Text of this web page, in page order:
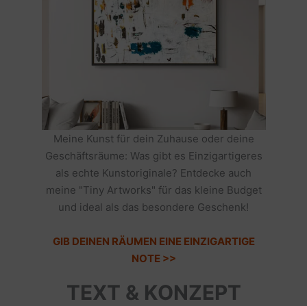
Meine Kunst für dein Zuhause oder deine
Geschäftsräume: Was gibt es Einzigartigeres
als echte Kunstoriginale? Entdecke auch
meine "Tiny Artworks" für das kleine Budget
und ideal als das besondere Geschenk!
GIB DEINEN RÄUMEN EINE EINZIGARTIGE
NOTE >>
TEXT & KONZEPT